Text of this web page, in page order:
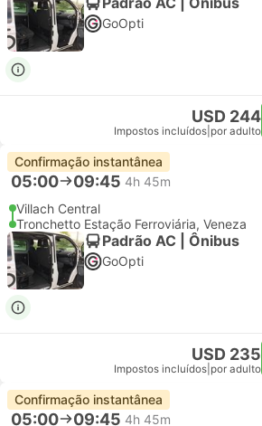
GoOpti
USD 244
Impostos incluídos por adulto
Confirmação instantânea
05:00 09:45 4h 45m
Villach Central
Tronchetto Estação Ferroviária, Veneza
Padrão AC | Ônibus
GoOpti
USD 235
Impostos incluídos por adulto
Confirmação instantânea
05:00 09:45 4h 45m